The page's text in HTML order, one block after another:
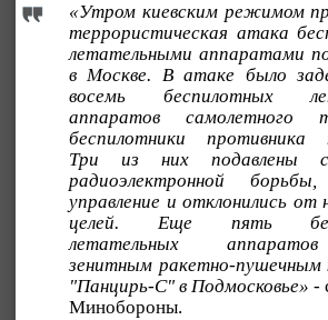
«Утром киевским режимом
террористическая атака
летательными аппаратами
в Москве. В атаке было
восемь беспилотных
аппаратов самолетного
беспилотники противника
Три из них подавлены
радиоэлектронной
управление и отклонились от
целей. Еще пять
летательных
зенитным ракетно-пушечным
"Панцирь-С" в Подмосковье» -
Минобороны.